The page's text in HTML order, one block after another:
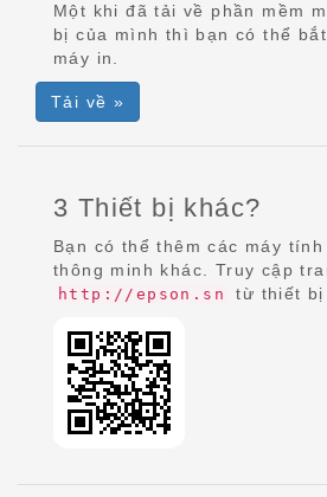
Một khi đã tải về phần mềm
bị của mình thì bạn có thể
máy in.
Tải về »
3 Thiết bị khác?
Bạn có thể thêm các máy
thông minh khác. Truy cập
http://epson.sn từ thiết bị